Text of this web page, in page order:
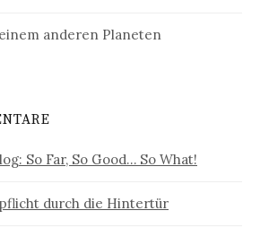
anderen Planeten
So Far, So Good… So What!
durch die Hintertür